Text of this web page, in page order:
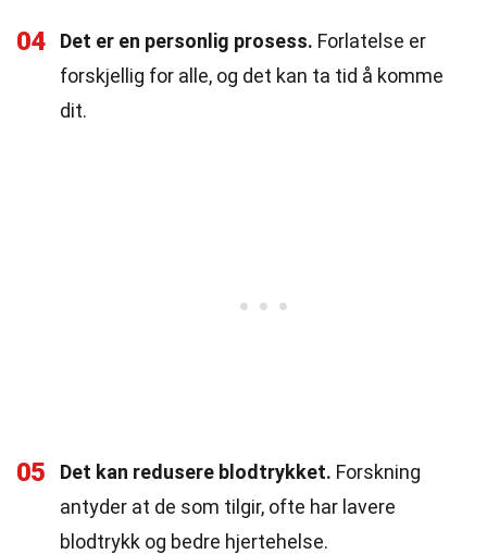
04 Det er en personlig prosess. Forlatelse er
forskjellig for alle, og det kan ta tid å komme
dit.
05 Det kan redusere blodtrykket. Forskning
antyder at de som tilgir, ofte har lavere
blodtrykk og bedre hjertehelse.